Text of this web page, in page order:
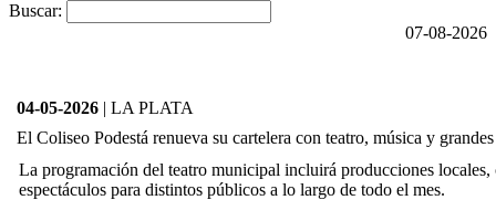
Buscar:
07-08-2026
04-05-2026 | LA PLATA
El Coliseo Podestá renueva su cartelera con teatro, música y
La programación del teatro municipal incluirá producciones locales,
espectáculos para distintos públicos a lo largo de todo el mes.